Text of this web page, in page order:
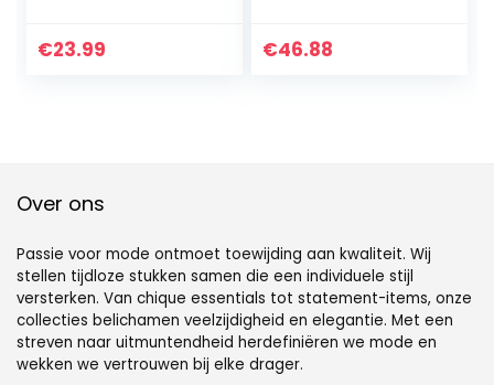
dames Zwempak
€23.99 €46.88
Over ons
Passie voor mode ontmoet toewijding aan kwaliteit. Wij
stellen tijdloze stukken samen die een individuele stijl
versterken. Van chique essentials tot statement-items, onze
collecties belichamen veelzijdigheid en elegantie. Met een
streven naar uitmuntendheid herdefiniëren we mode en
wekken we vertrouwen bij elke drager.